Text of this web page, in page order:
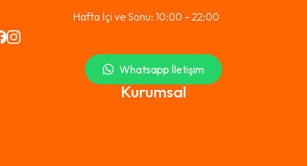
Hafta İçi ve Sonu: 10:00 – 22:00
Whatsapp İletişim
Kurumsal